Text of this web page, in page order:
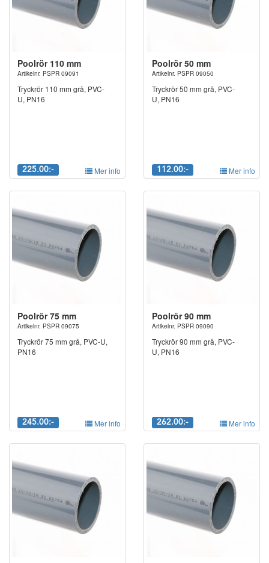
Poolrör 110 mm
Artikelnr. PSPR 09091
Tryckrör 110 mm grå, PVC-
U, PN16
225.00:- Mer info
Poolrör 50 mm
Artikelnr. PSPR 09050
Tryckrör 50 mm grå, PVC-
U, PN16
112.00:- Mer info
Poolrör 75 mm
Artikelnr. PSPR 09075
Tryckrör 75 mm grå, PVC-U,
PN16
245.00:- Mer info
Poolrör 90 mm
Artikelnr. PSPR 09090
Tryckrör 90 mm grå, PVC-
U, PN16
262.00:- Mer info